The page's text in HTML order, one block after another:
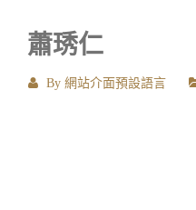
蕭琇仁
By 網站介面預設語言